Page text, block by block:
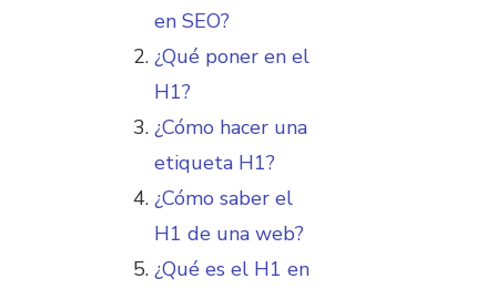
en SEO?
¿Qué poner en el
H1?
¿Cómo hacer una
etiqueta H1?
¿Cómo saber el
H1 de una web?
¿Qué es el H1 en